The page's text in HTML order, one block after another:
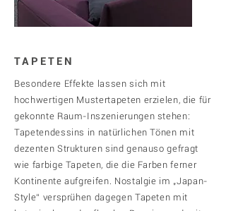
TAPETEN
Besondere Effekte lassen sich mit
hochwertigen Mustertapeten erzielen, die für
gekonnte Raum-Inszenierungen stehen:
Tapetendessins in natürlichen Tönen mit
dezenten Strukturen sind genauso gefragt
wie farbige Tapeten, die die Farben ferner
Kontinente aufgreifen. Nostalgie im „Japan-
Style“ versprühen dagegen Tapeten mit